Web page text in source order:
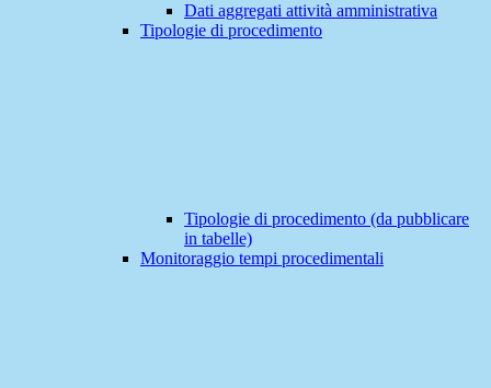
Dati aggregati attività amministrativa
Tipologie di procedimento
Tipologie di procedimento (da pubblicare
in tabelle)
Monitoraggio tempi procedimentali